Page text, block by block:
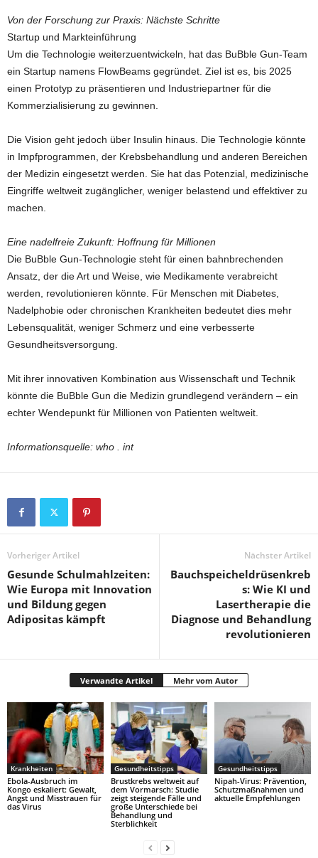
Von der Forschung zur Praxis: Nächste Schritte
Startup und Markteinführung
Um die Technologie weiterzuentwickeln, hat das BuBble Gun-Team
ein Startup namens FlowBeams gegründet. Ziel ist es, bis 2025
einen Prototyp zu präsentieren und Industriepartner für die
Kommerzialisierung zu gewinnen.
Die Vision geht jedoch über Insulin hinaus. Die Technologie könnte
in Impfprogrammen, der Krebsbehandlung und anderen Bereichen
der Medizin eingesetzt werden. Sie hat das Potenzial, medizinische
Eingriffe weltweit zugänglicher, weniger belastend und effektiver zu
machen.
Eine nadelfreie Zukunft: Hoffnung für Millionen
Die BuBble Gun-Technologie steht für einen bahnbrechenden
Ansatz, der die Art und Weise, wie Medikamente verabreicht
werden, revolutionieren könnte. Für Menschen mit Diabetes,
Nadelphobie oder chronischen Krankheiten bedeutet dies mehr
Lebensqualität, weniger Schmerz und eine verbesserte
Gesundheitsversorgung.
Mit ihrer innovativen Kombination aus Wissenschaft und Technik
könnte die BuBble Gun die Medizin grundlegend verändern – ein
echter Wendepunkt für Millionen von Patienten weltweit.
Informationsquelle: who . int
Vorheriger Artikel
Gesunde Schulmahlzeiten:
Wie Europa mit Innovation
und Bildung gegen
Adipositas kämpft
Nächster Artikel
Bauchspeicheldrüsenkreb
s: Wie KI und
Lasertherapie die
Diagnose und Behandlung
revolutionieren
Verwandte Artikel Mehr vom Autor
Krankheiten
Ebola-Ausbruch im
Kongo eskaliert: Gewalt,
Angst und Misstrauen für
das Virus
Gesundheitstipps
Brustkrebs weltweit auf
dem Vormarsch: Studie
zeigt steigende Fälle und
große Unterschiede bei
Behandlung und
Sterblichkeit
Gesundheitstipps
Nipah-Virus: Prävention,
Schutzmaßnahmen und
aktuelle Empfehlungen